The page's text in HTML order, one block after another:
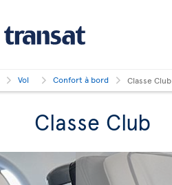
Vol Confort à bord Classe Club
Classe Club